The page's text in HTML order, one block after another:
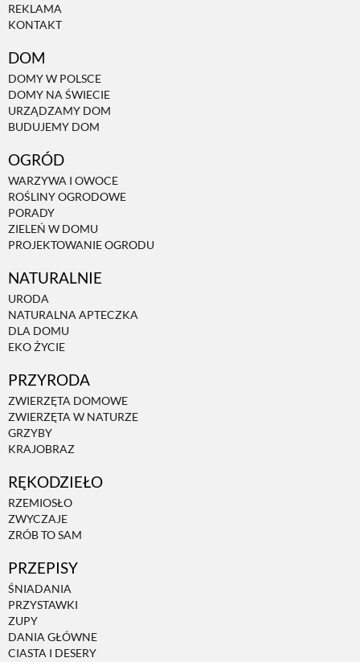
REKLAMA
KONTAKT
DOM
DOMY W POLSCE
DOMY NA ŚWIECIE
URZĄDZAMY DOM
BUDUJEMY DOM
OGRÓD
WARZYWA I OWOCE
ROŚLINY OGRODOWE
PORADY
ZIELEŃ W DOMU
PROJEKTOWANIE OGRODU
NATURALNIE
URODA
NATURALNA APTECZKA
DLA DOMU
EKO ŻYCIE
PRZYRODA
ZWIERZĘTA DOMOWE
ZWIERZĘTA W NATURZE
GRZYBY
KRAJOBRAZ
RĘKODZIEŁO
RZEMIOSŁO
ZWYCZAJE
ZRÓB TO SAM
PRZEPISY
ŚNIADANIA
PRZYSTAWKI
ZUPY
DANIA GŁÓWNE
CIASTA I DESERY